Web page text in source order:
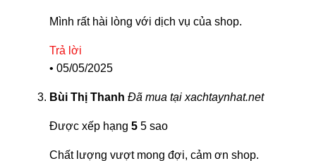
Mình rất hài lòng với dịch vụ của shop.
Trả lời
• 05/05/2025
Bùi Thị Thanh Đã mua tại xachtaynhat.net
Được xếp hạng 5 5 sao
Chất lượng vượt mong đợi, cảm ơn shop.